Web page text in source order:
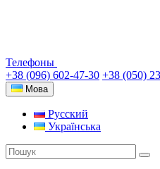
Телефоны
+38 (096) 602-47-30 +38 (050)
Мова
Русский
Українська